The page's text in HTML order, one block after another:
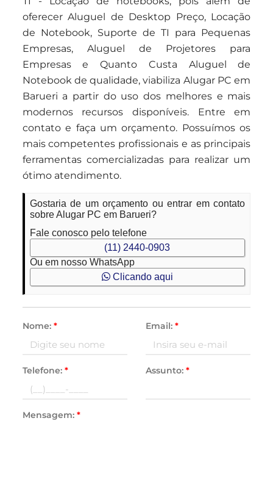
oferecer Aluguel de Desktop Preço, Locação
de Notebook, Suporte de TI para Pequenas
Empresas, Aluguel de Projetores para
Empresas e Quanto Custa Aluguel de
Notebook de qualidade, viabiliza Alugar PC em
Barueri a partir do uso dos melhores e mais
modernos recursos disponíveis. Entre em
contato e faça um orçamento. Possuímos os
mais competentes profissionais e as principais
ferramentas comercializadas para realizar um
ótimo atendimento.
Gostaria de um orçamento ou entrar em contato
sobre Alugar PC em Barueri?
Fale conosco pelo telefone
(11) 2440-0903
Ou em nosso WhatsApp
Clicando aqui
Nome: * Email: *
Telefone: * Assunto: *
Mensagem: *